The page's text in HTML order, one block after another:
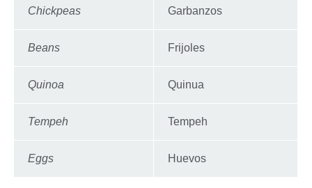
Chickpeas Garbanzos
Beans Frijoles
Quinoa Quinua
Tempeh Tempeh
Eggs Huevos